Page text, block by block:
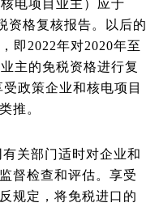
电项目业主）应于
资格复核报告。以后的
即 2022年对2020年至
主的免税资格进行复
受政策企业和核电项目
推。
关部门适时对企业和
督检查和评估。享受
规定，将免税进口的